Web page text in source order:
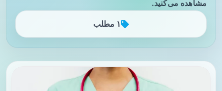
مشاهده می‌کنید.
۱ مطلب